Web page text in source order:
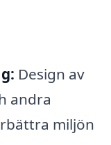
Design av
andra
miljön